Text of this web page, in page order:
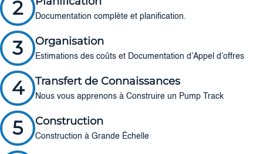
2 Documentation complète et planification.
3 Organisation
Estimations des coûts et Documentation d’Appel d’offres
4 Transfert de Connaissances
Nous vous apprenons à Construire un Pump Track
5 Construction
Construction à Grande Échelle